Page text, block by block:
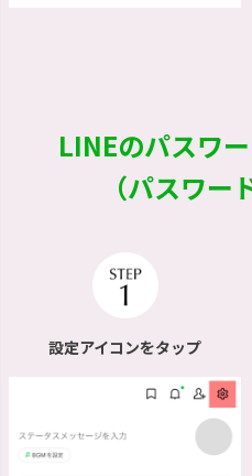
LINEのパスワ
（パスワー
設定アイコンをタップ